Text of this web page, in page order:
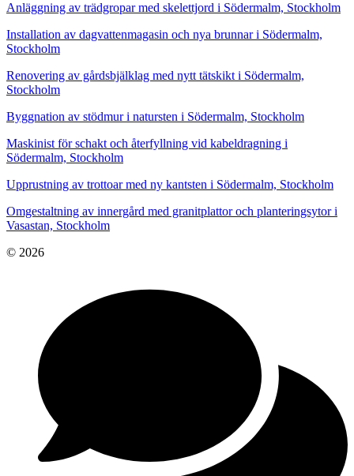
Anläggning av trädgropar med skelettjord i Södermalm, Stockholm
Installation av dagvattenmagasin och nya brunnar i Södermalm,
Stockholm
Renovering av gårdsbjälklag med nytt tätskikt i Södermalm,
Stockholm
Byggnation av stödmur i natursten i Södermalm, Stockholm
Maskinist för schakt och återfyllning vid kabeldragning i
Södermalm, Stockholm
Upprustning av trottoar med ny kantsten i Södermalm, Stockholm
Omgestaltning av innergård med granitplattor och planteringsytor i
Vasastan, Stockholm
© 2026